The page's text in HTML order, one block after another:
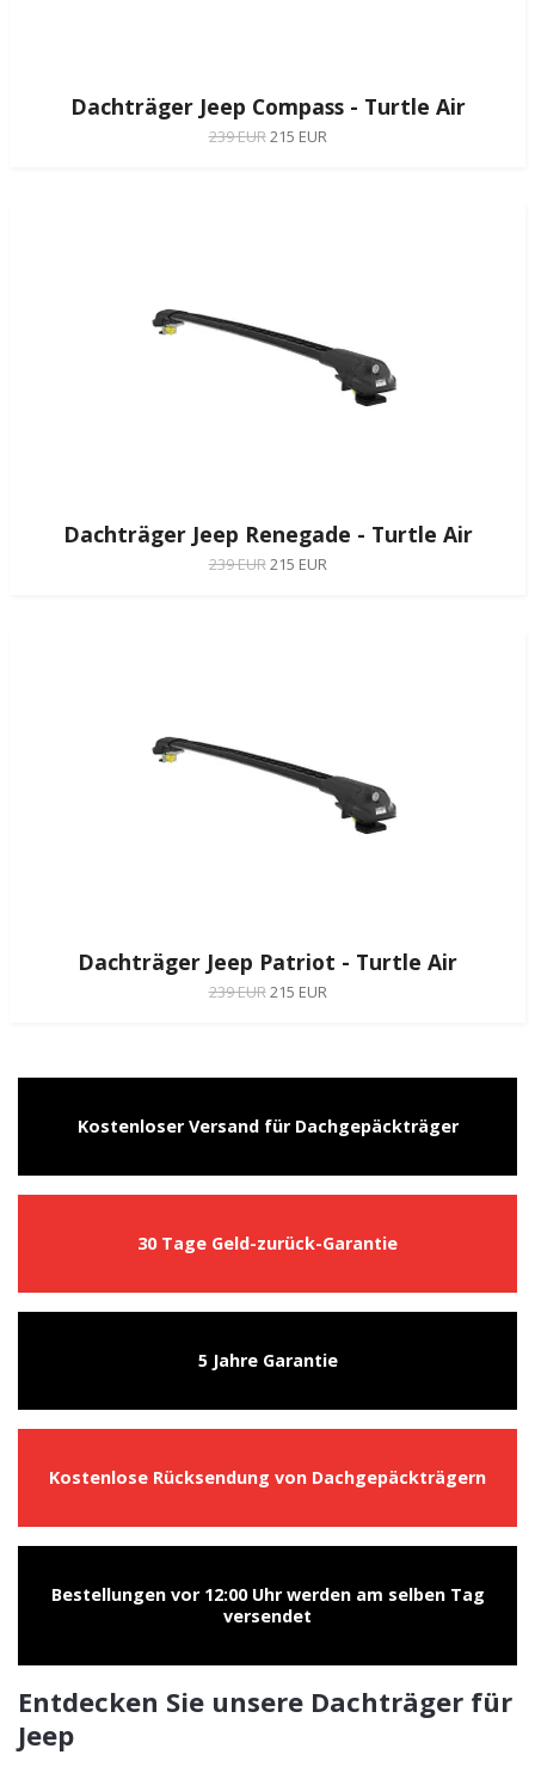
Dachträger Jeep Compass - Turtle Air
239 EUR215 EUR
Dachträger Jeep Renegade - Turtle Air
239 EUR215 EUR
Dachträger Jeep Patriot - Turtle Air
239 EUR215 EUR
Kostenloser Versand für Dachgepäckträger
30 Tage Geld-zurück-Garantie
5 Jahre Garantie
Kostenlose Rücksendung von Dachgepäckträgern
Bestellungen vor 12:00 Uhr werden am selben Tag
versendet
Entdecken Sie unsere Dachträger für
Jeep